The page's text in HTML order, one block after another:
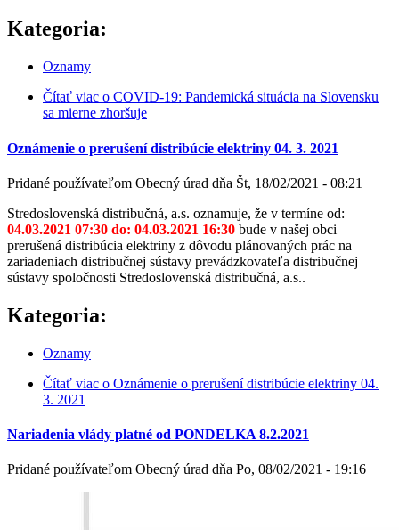
Kategoria:
Oznamy
Čítať viac o COVID-19: Pandemická situácia na Slovensku
sa mierne zhoršuje
Oznámenie o prerušení distribúcie elektriny 04. 3. 2021
Pridané používateľom Obecný úrad dňa Št, 18/02/2021 - 08:21
Stredoslovenská distribučná, a.s. oznamuje, že v termíne od:
04.03.2021 07:30 do: 04.03.2021 16:30 bude v našej obci
prerušená distribúcia elektriny z dôvodu plánovaných prác na
zariadeniach distribučnej sústavy prevádzkovateľa distribučnej
sústavy spoločnosti Stredoslovenská distribučná, a.s..
Kategoria:
Oznamy
Čítať viac o Oznámenie o prerušení distribúcie elektriny 04.
3. 2021
Nariadenia vlády platné od PONDELKA 8.2.2021
Pridané používateľom Obecný úrad dňa Po, 08/02/2021 - 19:16